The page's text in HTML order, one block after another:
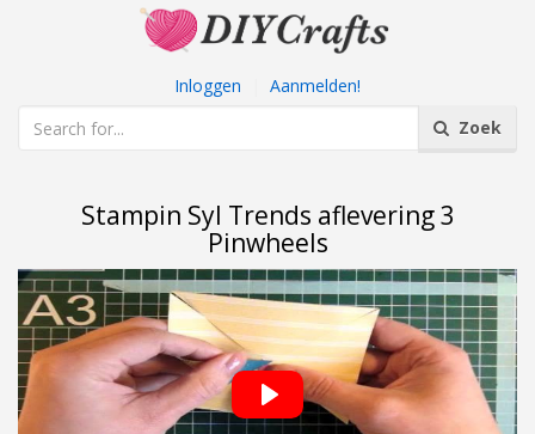
Inloggen
Aanmelden!
Zoek
Stampin Syl Trends aflevering 3
Pinwheels